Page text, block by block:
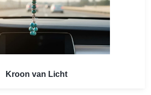
Kroon van Licht